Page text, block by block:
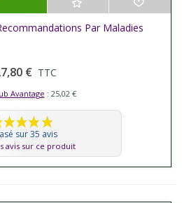
Par Maladies
€ TTC
Avantage : 25,02 €
sur 35 avis
avis sur ce produit